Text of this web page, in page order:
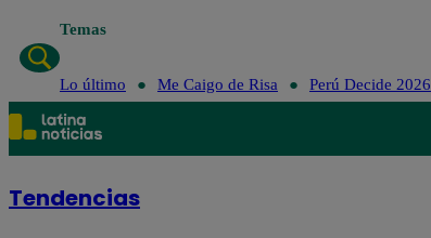
Temas
Lo último Me Caigo de Risa Perú Decide 2026
Tendencias